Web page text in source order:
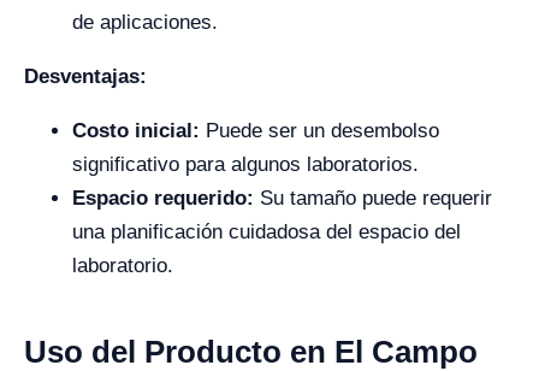
de aplicaciones.
Desventajas:
Costo inicial: Puede ser un desembolso
significativo para algunos laboratorios.
Espacio requerido: Su tamaño puede requerir
una planificación cuidadosa del espacio del
laboratorio.
Uso del Producto en El Campo